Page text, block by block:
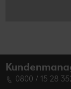
0800 / 15 28